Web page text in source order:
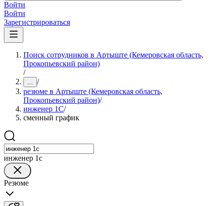
Войти
Войти
Зарегистрироваться
Поиск сотрудников в Артыште (Кемеровская область,
Прокопьевский район)
/
... /
резюме в Артыште (Кемеровская область,
Прокопьевский район)/
инженер 1С/
сменный график
инженер 1с
Резюме